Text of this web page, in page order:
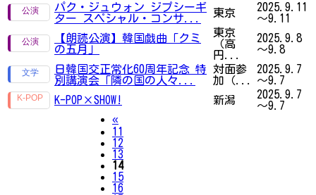
パク・ジュウォン ジプシーギ
ター スペシャル・コンサ...
東京
2025.9.11
～9.11
【朗読公演】韓国戯曲「クミ
の五月」
東京
（高
円...
2025.9.8
～9.8
日韓国交正常化60周年記念 特
別講演会「隣の国の人々...
対面参
加（...
2025.9.7
～9.7
K-POP×SHOW!
新潟
2025.9.7
～9.7
«Previous
11
12
13
14
15
16